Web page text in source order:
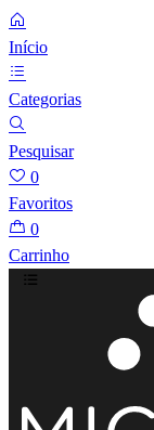
Início
Categorias
Pesquisar
0
Favoritos
0
Carrinho